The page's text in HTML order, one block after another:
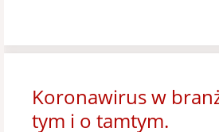
Koronawirus w
tym i o tamtym.